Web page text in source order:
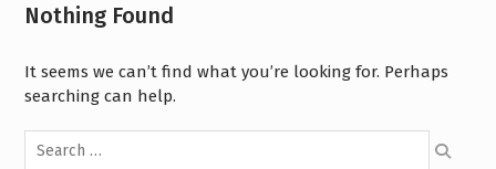
Nothing Found
It seems we can’t find what you’re looking for. Perhaps
searching can help.
Search
for: